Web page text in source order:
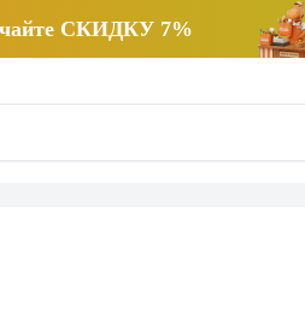
СКИДКУ 7%